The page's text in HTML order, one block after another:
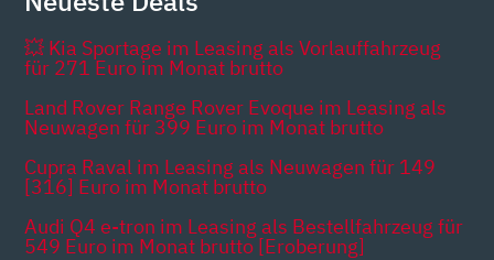
💥 Kia Sportage im Leasing als Vorlauffahrzeug
für 271 Euro im Monat brutto
Land Rover Range Rover Evoque im Leasing als
Neuwagen für 399 Euro im Monat brutto
Cupra Raval im Leasing als Neuwagen für 149
[316] Euro im Monat brutto
Audi Q4 e-tron im Leasing als Bestellfahrzeug für
549 Euro im Monat brutto [Eroberung]